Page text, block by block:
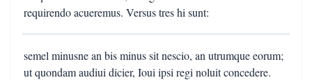
requirendo acueremus. Versus tres hi sunt:
semel minusne an bis minus sit nescio, an utrumque eorum;
ut quondam audiui dicier, Ioui ipsi regi noluit concedere.